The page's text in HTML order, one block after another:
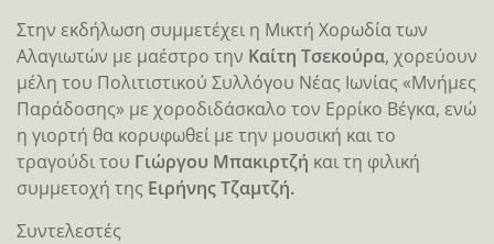
Στην εκδήλωση συμμετέχει η Μικτή Χορωδία των
Αλαγιωτών με μαέστρο την Καίτη Τσεκούρα, χορεύουν
μέλη του Πολιτιστικού Συλλόγου Νέας Ιωνίας «Μνήμες
Παράδοσης» με χοροδιδάσκαλο τον Ερρίκο Βέγκα, ενώ
η γιορτή θα κορυφωθεί με την μουσική και το
τραγούδι του Γιώργου Μπακιρτζή και τη φιλική
συμμετοχή της Ειρήνης Τζαμτζή.
Συντελεστές